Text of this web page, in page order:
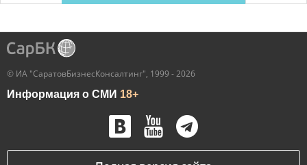
© ИА "СаратовБизнесКонсалтинг", 1999 - 2026
Информация о СМИ 18+